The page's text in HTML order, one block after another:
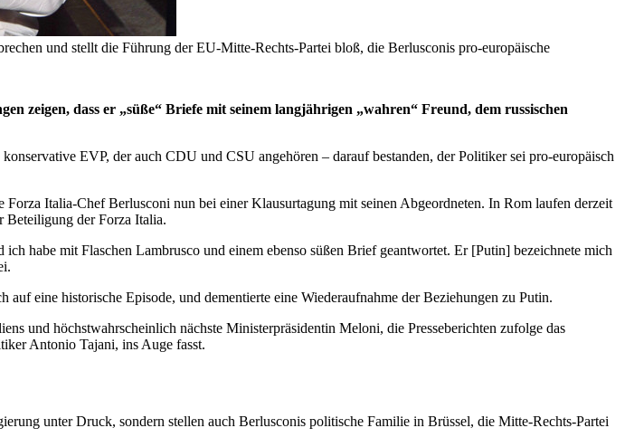
und stellt die Führung der EU-Mitte-Rechts-Partei bloß, die Berlusconis pro-europäische
zeigen, dass er „süße“ Briefe mit seinem langjährigen „wahren“ Freund, dem russischen
EVP, der auch CDU und CSU angehören – darauf bestanden, der Politiker sei pro-europäisch
Italia-Chef Berlusconi nun bei einer Klausurtagung mit seinen Abgeordneten. In Rom laufen derzeit
Beteiligung der Forza Italia.
habe mit Flaschen Lambrusco und einem ebenso süßen Brief geantwortet. Er [Putin] bezeichnete mich
eine historische Episode, und dementierte eine Wiederaufnahme der Beziehungen zu Putin.
und höchstwahrscheinlich nächste Ministerpräsidentin Meloni, die Presseberichten zufolge das
Antonio Tajani, ins Auge fasst.
unter Druck, sondern stellen auch Berlusconis politische Familie in Brüssel, die Mitte-Rechts-Partei